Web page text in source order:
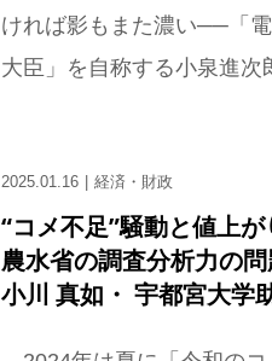
ければ影もまた濃い──「
大臣」を自称する小泉進次
2025.01.16 経済・財政
“コメ不足”騒動と値上
農水省の調査分析力の
小川 真如・ 宇都宮大学